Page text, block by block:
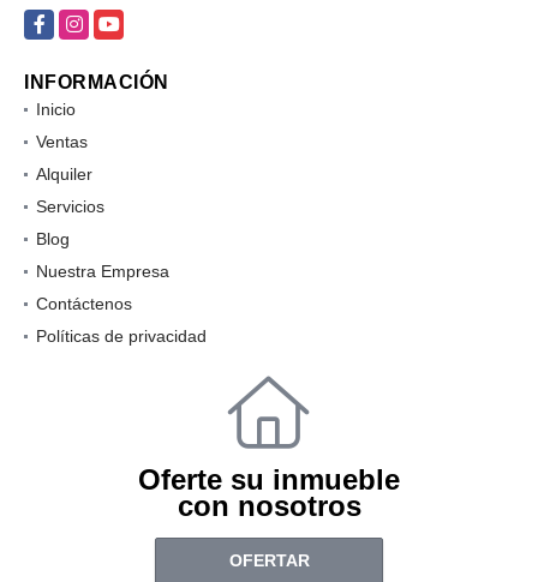
Facebook
InstagramYouTube
INFORMACIÓN
Inicio
Ventas
Alquiler
Servicios
Blog
Nuestra Empresa
Contáctenos
Políticas de privacidad
Oferte su inmueble
con nosotros
OFERTAR